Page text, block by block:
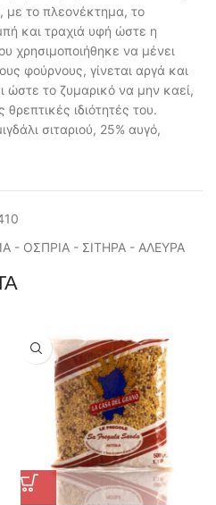
με το πλεονέκτημα, το
και τραχιά υφή ώστε η
να μένει
φούρνους, γίνεται αργά και
το ζυμαρικό να μην καεί,
ιδιότητές του.
σιταριού, 25% αυγό,
- ΟΣΠΡΙΑ - ΣΙΤΗΡΑ - ΑΛΕΥΡΑ